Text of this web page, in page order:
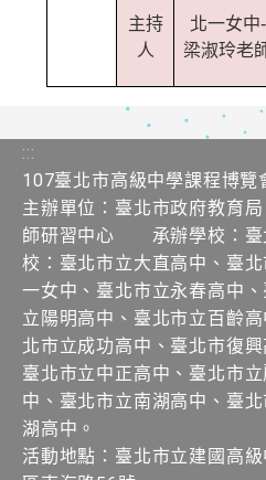
主持
人
北一女中-
梁淑玲老
:::
107臺北市高級中學課程博覽
主辦單位：臺北市政府教
師研習中心 承辦學校：
校：臺北市立大直高中、臺
一女中、臺北市立永春高中
立陽明高中、臺北市立百齡
北市立成功高中、臺北市復
臺北市立中正高中、臺北市
中、臺北市立南湖高中、臺
湖高中。
活動地點：臺北市立建國高